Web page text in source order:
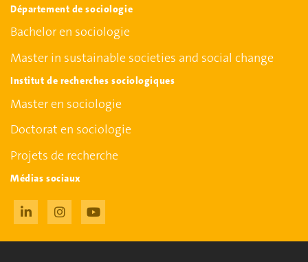
Département de sociologie
Bachelor en sociologie
Master in sustainable societies and social change
Institut de recherches sociologiques
Master en sociologie
Doctorat en sociologie
Projets de recherche
Médias sociaux